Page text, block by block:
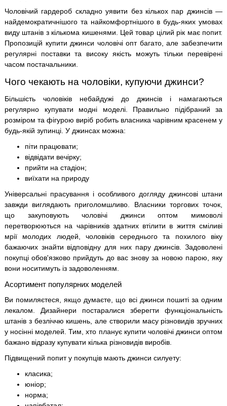
Чоловічий гардероб складно уявити без кількох пар джинсів —
найдемократичнішого та найкомфортнішого в будь-яких умовах
виду штанів з кількома кишенями. Цей товар цілий рік має попит.
Пропозицій купити джинси чоловічі опт багато, але забезпечити
регулярні поставки та високу якість можуть тільки перевірені
часом постачальники.
Чого чекають на чоловіки, купуючи джинси?
Більшість чоловіків небайдужі до джинсів і намагаються
регулярно купувати модні моделі. Правильно підібраний за
розміром та фігурою виріб робить власника чарівним красенем у
будь-якій зупинці. У джинсах можна:
піти працювати;
відвідати вечірку;
прийти на стадіон;
виїхати на природу
Універсальні прасування і особливого догляду джинсові штани
завжди виглядають приголомшливо. Власники торгових точок,
що закуповують чоловічі джинси оптом мимоволі
перетворюються на чарівників здатних втілити в життя сміливі
мрії молодих людей, чоловіків середнього та похилого віку
бажаючих знайти відповідну для них пару джинсів. Задоволені
покупці обов'язково прийдуть до вас знову за новою парою, яку
вони носитимуть із задоволенням.
Асортимент популярних моделей
Ви помиляєтеся, якщо думаєте, що всі джинси пошиті за одним
лекалом. Дизайнери постаралися зберегти функціональність
штанів з безліччю кишень, але створили масу різновидів зручних
у носінні моделей. Тим, хто планує купити чоловічі джинси оптом
бажано відразу купувати кілька різновидів виробів.
Підвищений попит у покупців мають джинси силуету:
класика;
юніор;
норма;